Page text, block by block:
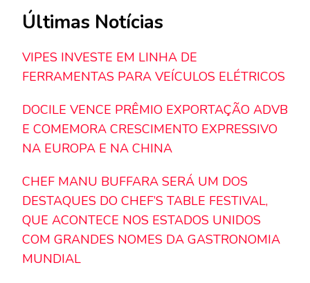
Últimas Notícias
VIPES INVESTE EM LINHA DE
FERRAMENTAS PARA VEÍCULOS ELÉTRICOS
DOCILE VENCE PRÊMIO EXPORTAÇÃO ADVB
E COMEMORA CRESCIMENTO EXPRESSIVO
NA EUROPA E NA CHINA
CHEF MANU BUFFARA SERÁ UM DOS
DESTAQUES DO CHEF’S TABLE FESTIVAL,
QUE ACONTECE NOS ESTADOS UNIDOS
COM GRANDES NOMES DA GASTRONOMIA
MUNDIAL